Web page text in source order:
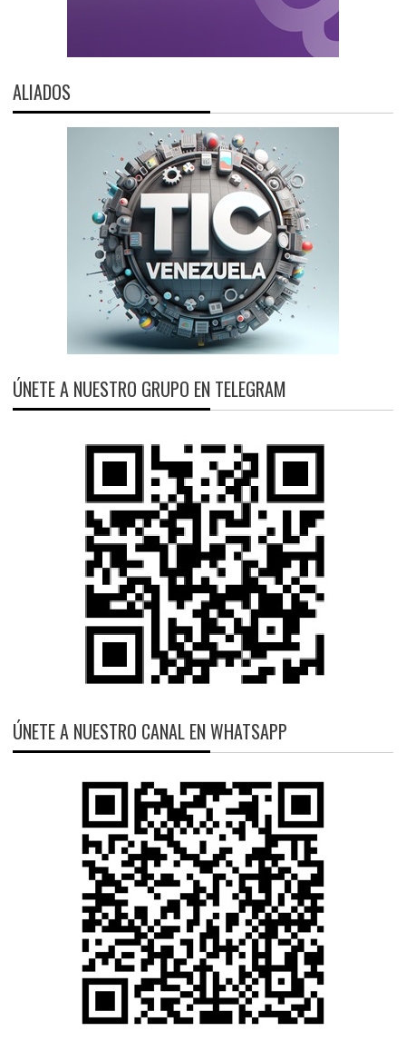
ALIADOS
ÚNETE A NUESTRO GRUPO EN TELEGRAM
ÚNETE A NUESTRO CANAL EN WHATSAPP